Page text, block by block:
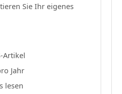
Sie Ihr eigenes
Artikel
Jahr
lesen